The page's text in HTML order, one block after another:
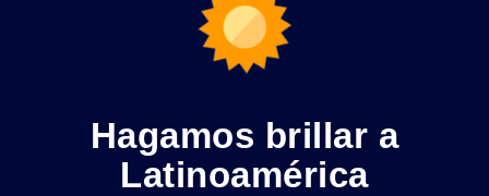
Hagamos brillar a
Latinoamérica